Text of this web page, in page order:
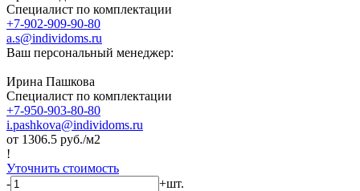
Специалист по комплектации
+7-902-909-90-80
a.s@individoms.ru
Ваш персональный менеджер:
Ирина Пашкова
Специалист по комплектации
+7-950-903-80-80
i.pashkova@individoms.ru
от 1306.5 руб./м2
!
Уточнить стоимость
-
+шт.